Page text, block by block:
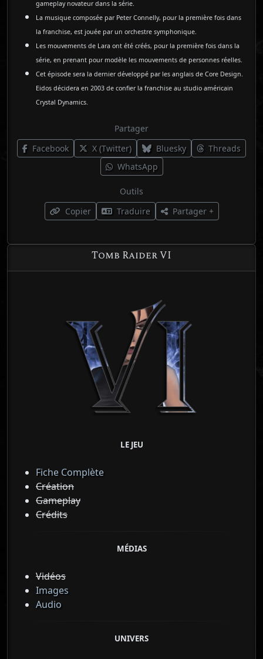
Tomb Raider VI
LE JEU
Fiche Complète
Création
Gameplay
Crédits
MÉDIAS
Vidéos
Images
Audio
UNIVERS
gameplay novateur dans la série.
La musique composée par Peter Connelly, pour la première fois dans
la franchise, est jouée par un orchestre symphonique.
Les mouvements de Lara ont été créés, pour la première fois dans la
série, en prenant pour modèle les mouvements de personnes réelles.
Cet épisode sera la dernier développé par les anglais de Core Design.
Eidos décidera en 2003 de confier la franchise au studio américain
Crystal Dynamics.
Partager
Facebook
X (Twitter) Bluesky
Threads
WhatsApp
Outils
Copier
Traduire Partager +